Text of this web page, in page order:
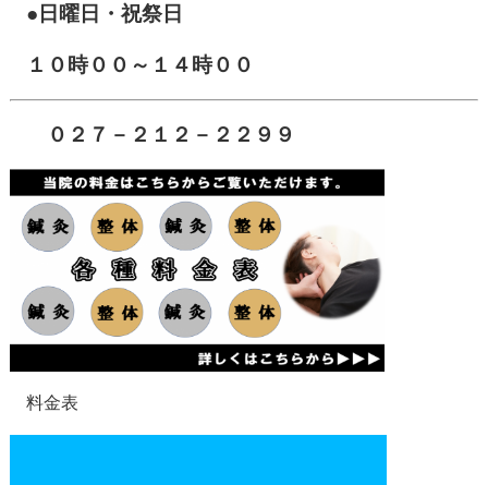
●日曜日・祝祭日
１０時００～１４時００
０２７－２１２－２２９９
料金表